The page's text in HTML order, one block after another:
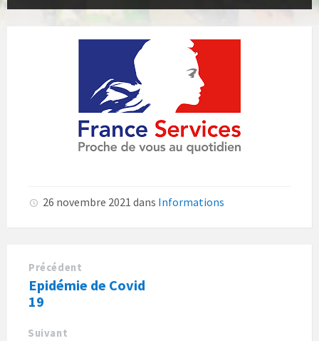
26 novembre 2021 dans Informations
Précédent
Epidémie de Covid
19
Suivant